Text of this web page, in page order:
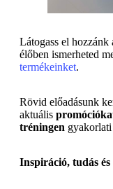
Látogass el hozzánk
élőben ismerheted
termékeinket.
Rövid előadásunk
aktuális
tréningen
Inspiráció, tudás és